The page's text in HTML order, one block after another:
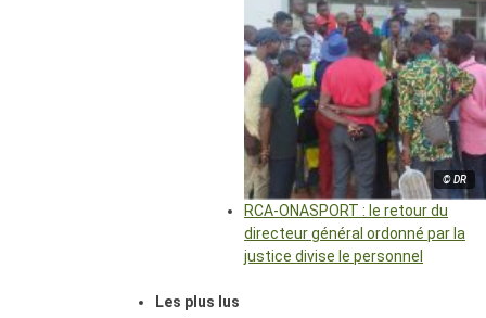
© DR
RCA-ONASPORT : le retour du
directeur général ordonné par la
justice divise le personnel
Les plus lus